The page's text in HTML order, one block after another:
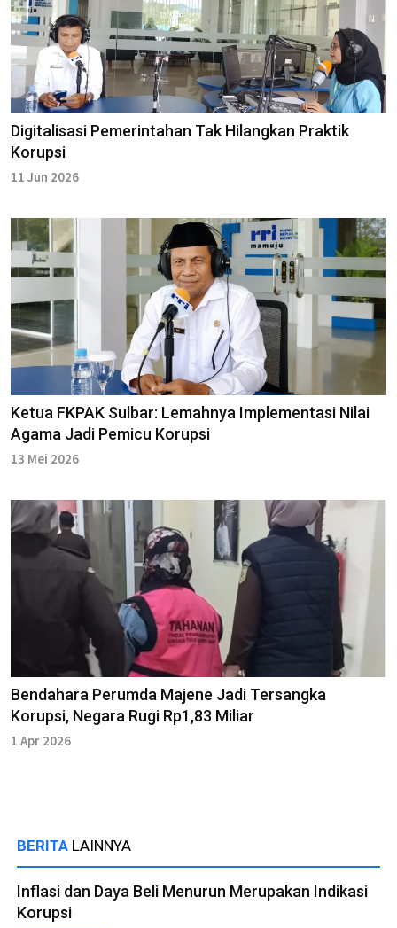
Digitalisasi Pemerintahan Tak Hilangkan Praktik
Korupsi
11 Jun 2026
Ketua FKPAK Sulbar: Lemahnya Implementasi Nilai
Agama Jadi Pemicu Korupsi
13 Mei 2026
Bendahara Perumda Majene Jadi Tersangka
Korupsi, Negara Rugi Rp1,83 Miliar
1 Apr 2026
BERITA LAINNYA
Inflasi dan Daya Beli Menurun Merupakan Indikasi
Korupsi